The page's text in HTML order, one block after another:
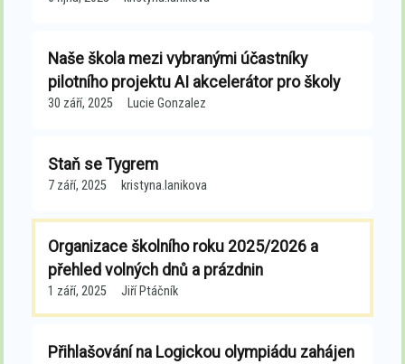
Naše škola mezi vybranými účastníky
pilotního projektu AI akcelerátor pro školy
30 září, 2025 Lucie Gonzalez
Staň se Tygrem
7 září, 2025 kristyna.lanikova
Organizace školního roku 2025/2026 a
přehled volných dnů a prázdnin
1 září, 2025 Jiří Ptáčník
Přihlašování na Logickou olympiádu zahájen